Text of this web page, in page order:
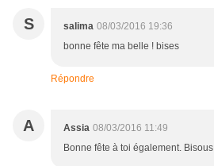
S salima 08/03/2016 19:36
bonne fête ma belle ! bises
Répondre
A Assia 08/03/2016 11:49
Bonne fête à toi également. Bisous